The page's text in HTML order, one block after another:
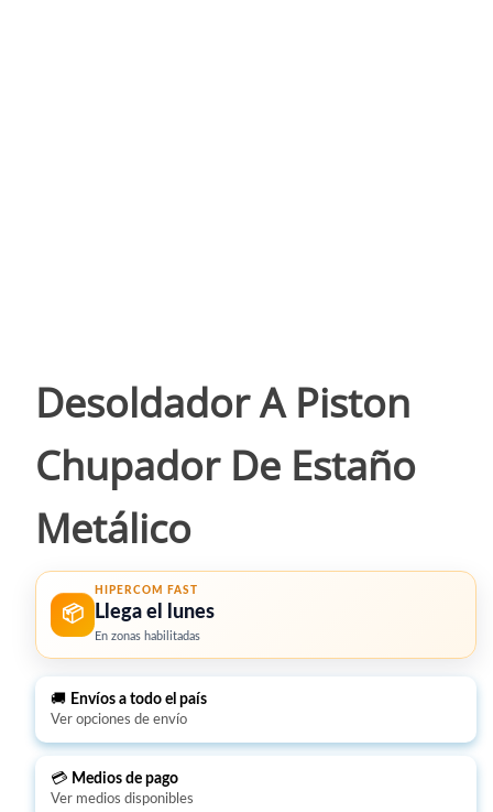
Desoldador A Piston
Chupador De Estaño
Metálico
📦
HIPERCOM FAST
Llega el lunes
En zonas habilitadas
🚚 Envíos a todo el país
Ver opciones de envío
💳 Medios de pago
Ver medios disponibles